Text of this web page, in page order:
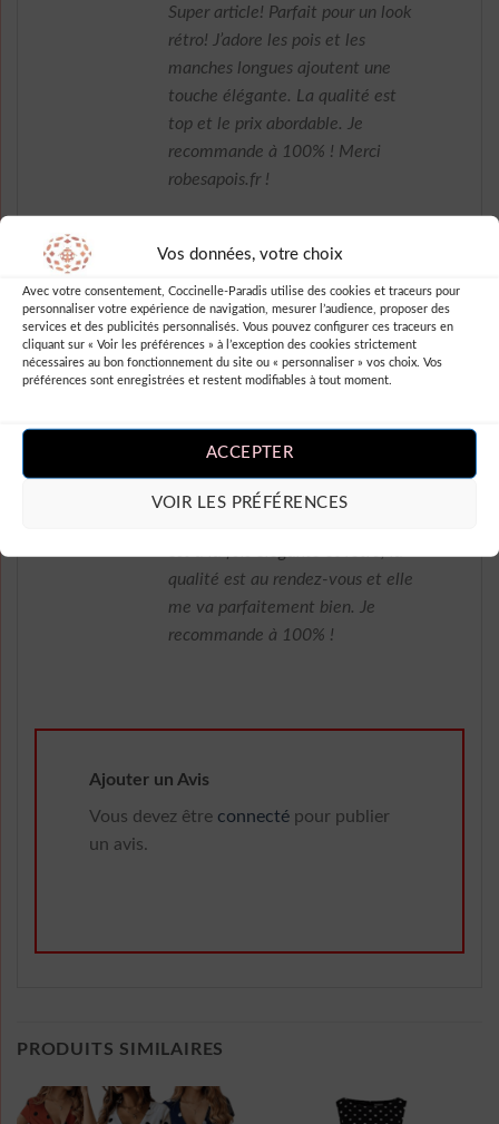
Vos données, votre choix
Avec votre consentement, Coccinelle-Paradis utilise des cookies et traceurs pour
personnaliser votre expérience de navigation, mesurer l’audience, proposer des
services et des publicités personnalisés. Vous pouvez configurer ces traceurs en
cliquant sur « Voir les préférences » à l’exception des cookies strictement
nécessaires au bon fonctionnement du site ou « personnaliser » vos choix. Vos
préférences sont enregistrées et restent modifiables à tout moment.
ACCEPTER
VOIR LES PRÉFÉRENCES
Super article! Parfait pour un look
rétro! J’adore les pois et les
manches longues ajoutent une
touche élégante. La qualité est
top et le prix abordable. Je
recommande à 100% ! Merci
robesapois.fr !
Note5sur
5
Antonietta Carlynne–
Robe canon!
Note3
sur 5
pois, je suis vraiment ravie de
qualité est au rendez-vous et elle
me va parfaitement bien. Je
recommande à 100% !
Ajouter un Avis
Vous devez être connecté pour publier
un avis.
PRODUITS SIMILAIRES